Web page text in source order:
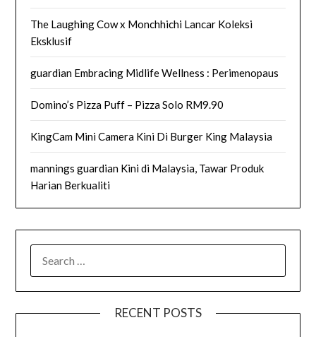
The Laughing Cow x Monchhichi Lancar Koleksi
Eksklusif
guardian Embracing Midlife Wellness : Perimenopaus
Domino’s Pizza Puff – Pizza Solo RM9.90
KingCam Mini Camera Kini Di Burger King Malaysia
mannings guardian Kini di Malaysia, Tawar Produk
Harian Berkualiti
FOR:
RECENT POSTS